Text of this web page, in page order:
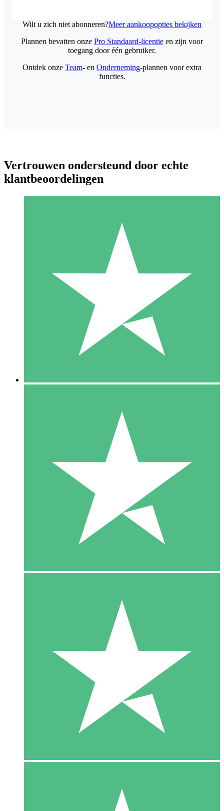
Wilt u zich niet abonneren?Meer aankoopopties bekijken
Individuele Creditpakketten
Betaal per gebruik met downloadtegoeden. Geen maandelijkse
1000
10 Downloaden
20 00
Plannen bevatten onze Pro Standaard-licentie en zijn voor
toegang door één gebruiker.
Ontdek onze Team- en Onderneming-plannen voor extra
functies.
Vertrouwen ondersteund door echte
klantbeoordelingen